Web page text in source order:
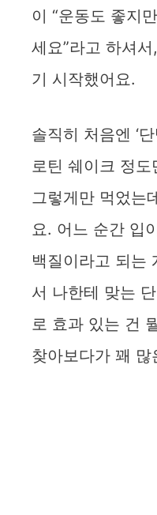
이 “운동도 좋지
세요”라고 하셔
기 시작했어요.
솔직히 처음엔 ‘
로틴 쉐이크 정
그렇게만 먹었는
요. 어느 순간 입
백질이라고 되는
서 나한테 맞는
로 효과 있는 건
찾아보다가 꽤